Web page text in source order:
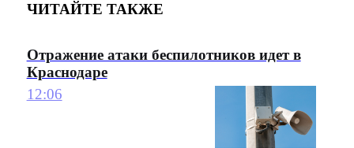
ЧИТАЙТЕ ТАКЖЕ
Отражение атаки беспилотников идет в
Краснодаре
12:06